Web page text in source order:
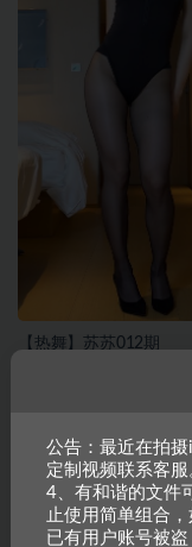
【热舞】苏苏012期
公告：最近在拍
定制视频联系客
4、有和谐的文件
止使用简单组合
已有用户账号被